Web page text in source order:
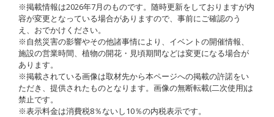
※掲載情報は2026年7月のものです。随時更新をしておりますが内
容が変更となっている場合がありますので、事前にご確認のう
え、おでかけください。
※自然災害の影響やその他諸事情により、イベントの開催情報、
施設の営業時間、植物の開花・見頃期間などは変更になる場合が
あります。
※掲載されている画像は取材先から本ページへの掲載の許諾をい
ただき、提供されたものとなります。画像の無断転載(二次使用)は
禁止です。
※表示料金は消費税8％ないし10％の内税表示です。